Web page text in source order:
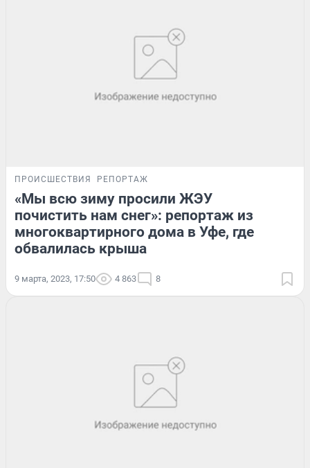
ПРОИСШЕСТВИЯ РЕПОРТАЖ
«Мы всю зиму просили ЖЭУ
почистить нам снег»: репортаж из
многоквартирного дома в Уфе, где
обвалилась крыша
9 марта, 2023, 17:50 4 863 8